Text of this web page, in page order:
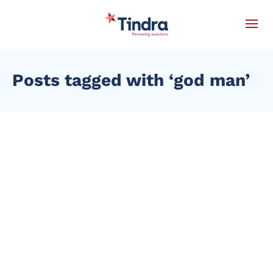
Posts tagged with ‘god man’